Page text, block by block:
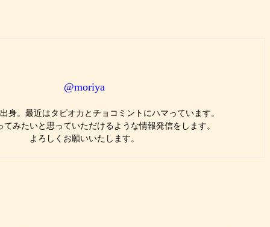
@moriya
身。最近はタピオカとチョコミントにハマっています。
てみたいと思っていただけるような情報発信をします。
よろしくお願いいたします。